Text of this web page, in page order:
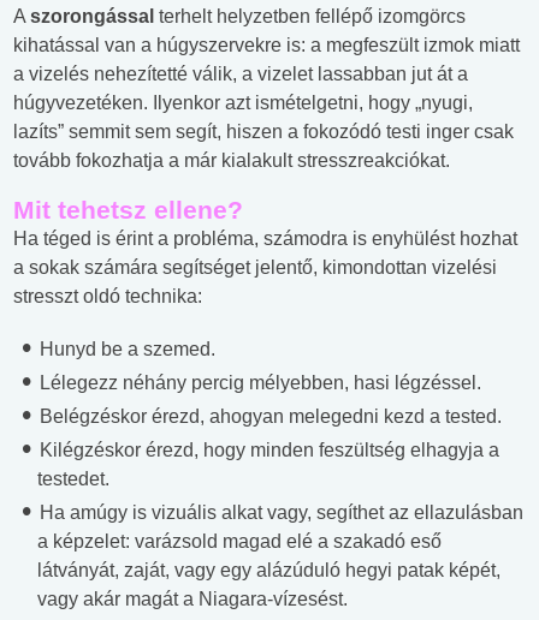
A szorongással terhelt helyzetben fellépő izomgörcs
kihatással van a húgyszervekre is: a megfeszült izmok miatt
a vizelés nehezítetté válik, a vizelet lassabban jut át a
húgyvezetéken. Ilyenkor azt ismételgetni, hogy „nyugi,
lazíts” semmit sem segít, hiszen a fokozódó testi inger csak
tovább fokozhatja a már kialakult stresszreakciókat.
Mit tehetsz ellene?
Ha téged is érint a probléma, számodra is enyhülést hozhat
a sokak számára segítséget jelentő, kimondottan vizelési
stresszt oldó technika:
Hunyd be a szemed.
Lélegezz néhány percig mélyebben, hasi légzéssel.
Belégzéskor érezd, ahogyan melegedni kezd a tested.
Kilégzéskor érezd, hogy minden feszültség elhagyja a
testedet.
Ha amúgy is vizuális alkat vagy, segíthet az ellazulásban
a képzelet: varázsold magad elé a szakadó eső
látványát, zaját, vagy egy alázúduló hegyi patak képét,
vagy akár magát a Niagara-vízesést.